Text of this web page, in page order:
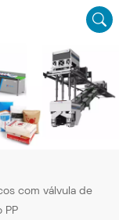
com válvula de
PP